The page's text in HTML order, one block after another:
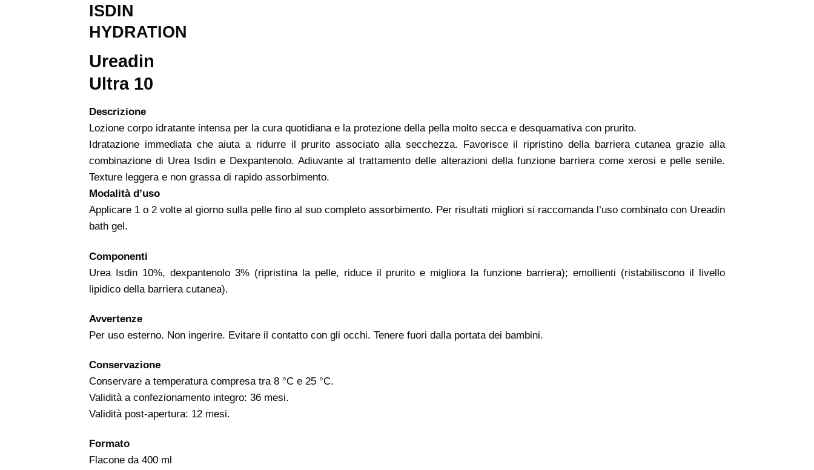
ISDIN
HYDRATION
Ureadin
Ultra 10
Descrizione
Lozione corpo idratante intensa per la cura quotidiana e la protezione della pella molto secca e desquamativa con prurito.
Idratazione immediata che aiuta a ridurre il prurito associato alla secchezza. Favorisce il ripristino della barriera cutanea grazie alla
combinazione di Urea Isdin e Dexpantenolo. Adiuvante al trattamento delle alterazioni della funzione barriera come xerosi e pelle senile.
Texture leggera e non grassa di rapido assorbimento.
Modalità d’uso
Applicare 1 o 2 volte al giorno sulla pelle fino al suo completo assorbimento. Per risultati migliori si raccomanda l’uso combinato con Ureadin
bath gel.
Componenti
Urea Isdin 10%, dexpantenolo 3% (ripristina la pelle, riduce il prurito e migliora la funzione barriera); emollienti (ristabiliscono il livello
lipidico della barriera cutanea).
Avvertenze
Per uso esterno. Non ingerire. Evitare il contatto con gli occhi. Tenere fuori dalla portata dei bambini.
Conservazione
Conservare a temperatura compresa tra 8 °C e 25 °C.
Validità a confezionamento integro: 36 mesi.
Validità post-apertura: 12 mesi.
Formato
Flacone da 400 ml